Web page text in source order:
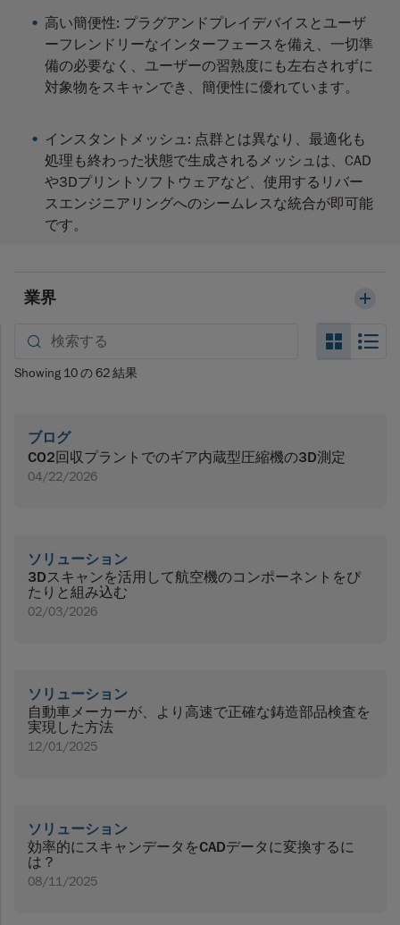
高い簡便性: プラグアンドプレイデバイスとユーザ
ーフレンドリーなインターフェースを備え、一切準
備の必要なく、ユーザーの習熟度にも左右されずに
対象物をスキャンでき、簡便性に優れています。
インスタントメッシュ: 点群とは異なり、最適化も
処理も終わった状態で生成されるメッシュは、CAD
や3Dプリントソフトウェアなど、使用するリバー
スエンジニアリングへのシームレスな統合が即可能
です。
業界
Showing 10の62結果
ブログ
CO2回収プラントでのギア内蔵型圧縮機の3D測定
04/22/2026
ソリューション
3Dスキャンを活用して航空機のコンポーネントをぴ
たりと組み込む
02/03/2026
ソリューション
自動車メーカーが、より高速で正確な鋳造部品検査を
実現した方法
12/01/2025
ソリューション
効率的にスキャンデータをCADデータに変換するに
は？
08/11/2025